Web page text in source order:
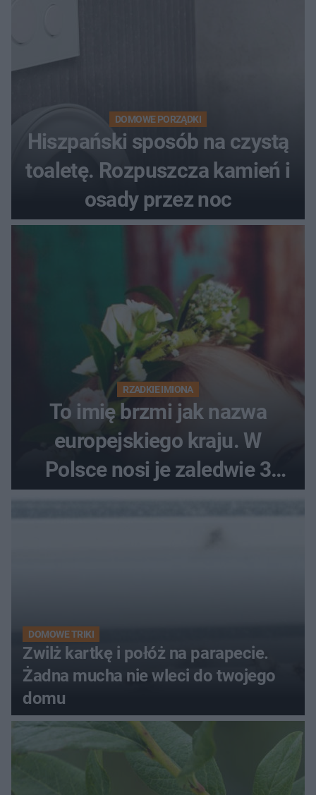
DOMOWE PORZĄDKI
Hiszpański sposób na czystą
toaletę. Rozpuszcza kamień i
osady przez noc
RZADKIE IMIONA
To imię brzmi jak nazwa
europejskiego kraju. W
Polsce nosi je zaledwie 3
DOMOWE TRIKI
Zwilż kartkę i połóż na parapecie.
Żadna mucha nie wleci do twojego
domu